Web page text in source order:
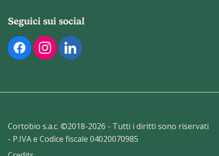
Seguici sui social
Di seguito sono elencati i nostri profili social ufficiali.
Cortobio s.a.c. ©2018-2026 - Tutti i diritti sono riservati
- P.IVA e Codice fiscale 04020070985